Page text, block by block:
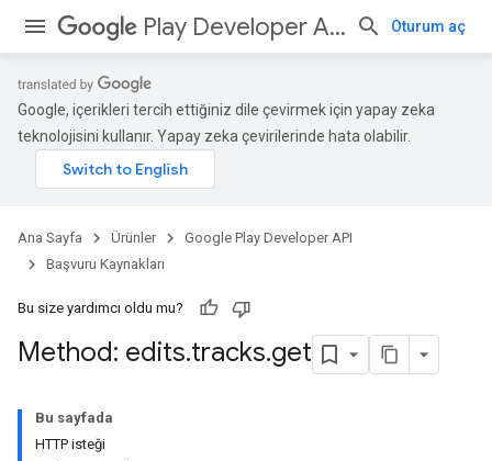
Play Developer API Oturum aç
Google, içerikleri tercih ettiğiniz dile çevirmek için yapay zeka
teknolojisini kullanır. Yapay zeka çevirilerinde hata olabilir.
Ana Sayfa Ürünler
Google Play Developer API
Başvuru Kaynakları
Bu size yardımcı oldu mu?
Method: edits.tracks.get
Bu sayfada
HTTP isteği